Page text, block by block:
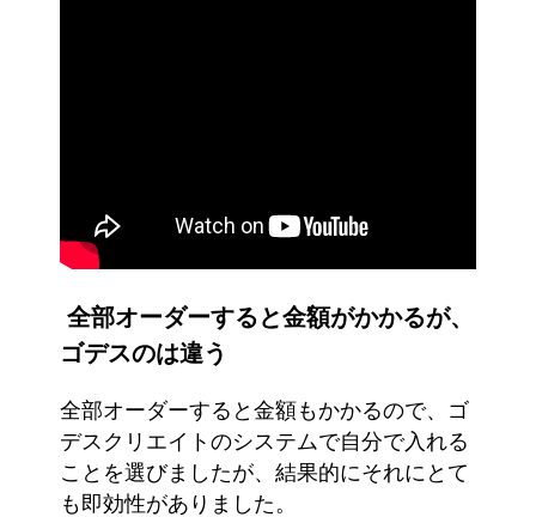
全部オーダーすると金額がかかるが、
ゴデスのは違う
全部オーダーすると金額もかかるので、ゴ
デスクリエイトのシステムで自分で入れる
ことを選びましたが、結果的にそれにとて
も即効性がありました。